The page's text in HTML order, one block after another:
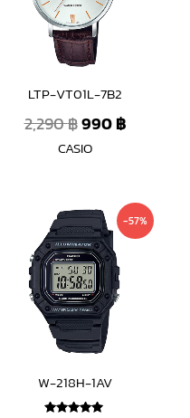
LTP-VT01L-7B2
2,290฿990฿
CASIO
-57%
W-218H-1AV
Original
price
was:
1,590 ฿.
Current
price